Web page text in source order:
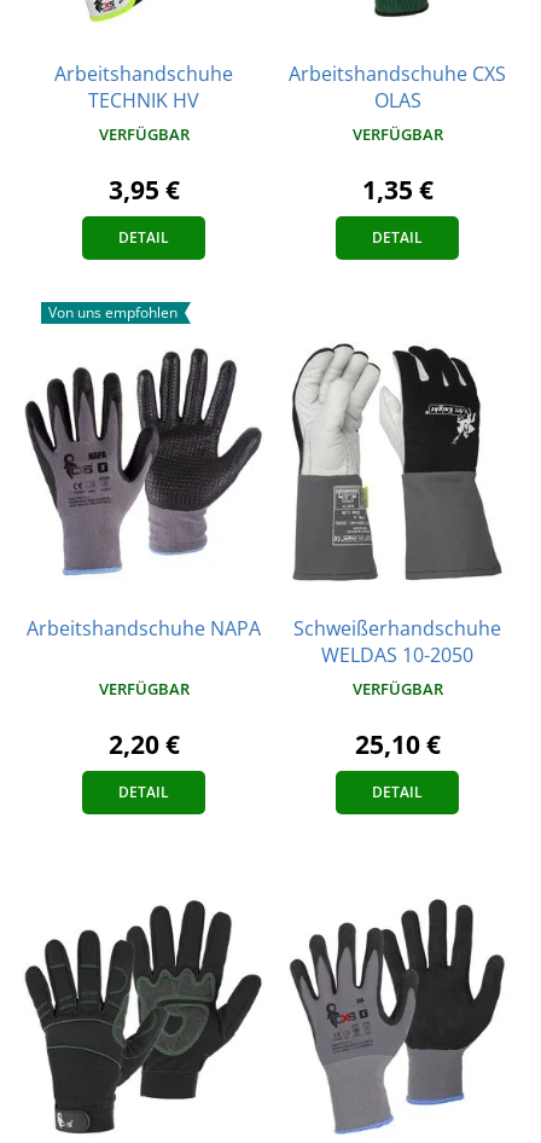
Arbeitshandschuhe
TECHNIK HV
VERFÜGBAR
3,95 €
DETAIL
Arbeitshandschuhe CXS
OLAS
VERFÜGBAR
1,35 €
DETAIL
Von uns empfohlen
Arbeitshandschuhe NAPA
VERFÜGBAR
2,20 €
DETAIL
Schweißerhandschuhe
WELDAS 10-2050
VERFÜGBAR
25,10 €
DETAIL